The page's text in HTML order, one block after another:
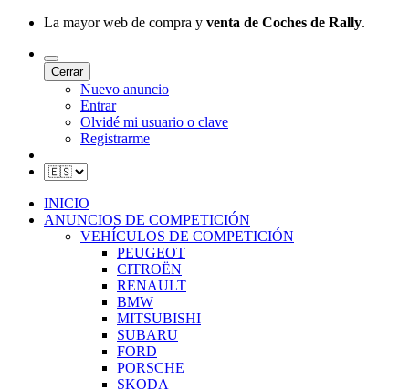
La mayor web de compra y venta de Coches de Rally.
Cerrar
Nuevo anuncio
Entrar
Olvidé mi usuario o clave
Registrarme
INICIO
ANUNCIOS DE COMPETICIÓN
VEHÍCULOS DE COMPETICIÓN
PEUGEOT
CITROËN
RENAULT
BMW
MITSUBISHI
SUBARU
FORD
PORSCHE
SKODA